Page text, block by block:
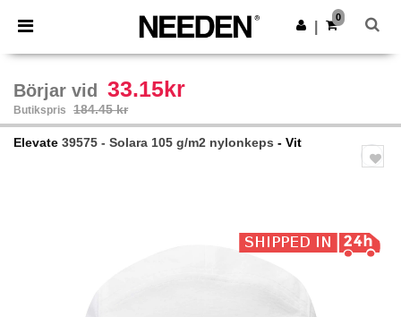
× Needen-app
Bättre priser i appen!
Hämta app
0
Börjar vid 33.15kr
Butikspris 184.45 kr
Elevate 39575 - Solara 105 g/m2 nylonkeps - Vit